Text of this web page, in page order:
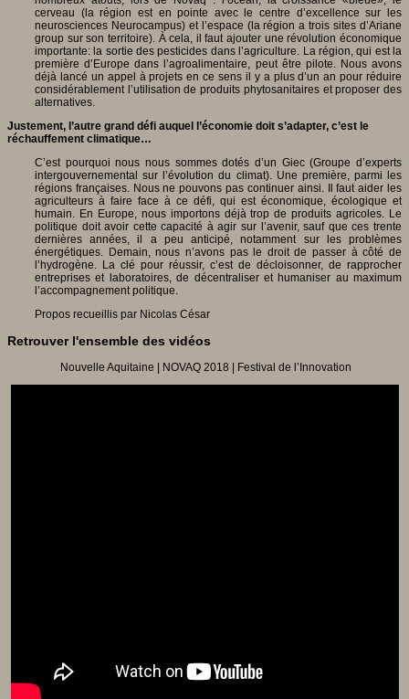
cerveau (la région est en pointe avec le centre d’excellence sur les
neurosciences Neurocampus) et l’espace (la région a trois sites d’Ariane
group sur son territoire). À cela, il faut ajouter une révolution économique
importante: la sortie des pesticides dans l’agriculture. La région, qui est la
première d’Europe dans l’agroalimentaire, peut être pilote. Nous avons
déjà lancé un appel à projets en ce sens il y a plus d’un an pour réduire
considérablement l’utilisation de produits phytosanitaires et proposer des
alternatives.
Justement, l’autre grand défi auquel l’économie doit s’adapter, c’est le
réchauffement climatique…
C’est pourquoi nous nous sommes dotés d’un Giec (Groupe d’experts
intergouvernemental sur l’évolution du climat). Une première, parmi les
régions françaises. Nous ne pouvons pas continuer ainsi. Il faut aider les
agriculteurs à faire face à ce défi, qui est économique, écologique et
humain. En Europe, nous importons déjà trop de produits agricoles. Le
politique doit avoir cette capacité à agir sur l’avenir, sauf que ces trente
dernières années, il a peu anticipé, notamment sur les problèmes
énergétiques. Demain, nous n’avons pas le droit de passer à côté de
l’hydrogène. La clé pour réussir, c’est de décloisonner, de rapprocher
entreprises et laboratoires, de décentraliser et humaniser au maximum
l’accompagnement politique.
Propos recueillis par Nicolas César
Retrouver l'ensemble des vidéos
Nouvelle Aquitaine | NOVAQ 2018 | Festival de l’Innovation